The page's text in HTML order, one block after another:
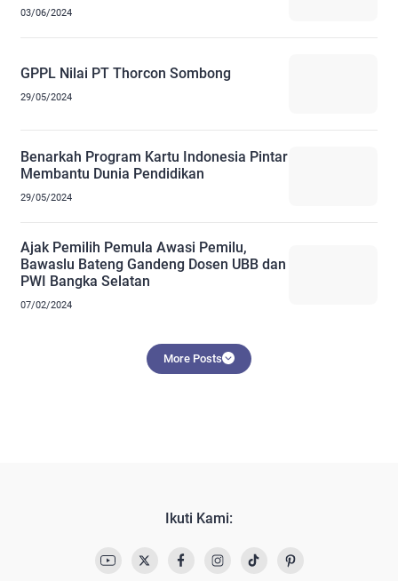
03/06/2024
GPPL Nilai PT Thorcon Sombong
29/05/2024
Benarkah Program Kartu Indonesia Pintar
Membantu Dunia Pendidikan
29/05/2024
Ajak Pemilih Pemula Awasi Pemilu,
Bawaslu Bateng Gandeng Dosen UBB dan
PWI Bangka Selatan
07/02/2024
More Posts
Ikuti Kami: